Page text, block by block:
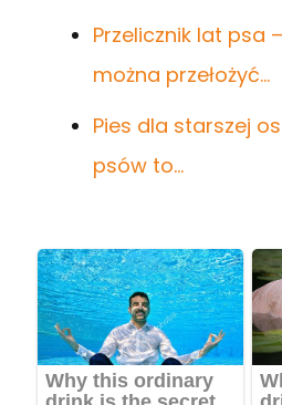
Przelicznik lat psa
można przełożyć…
Pies dla starszej
psów to…